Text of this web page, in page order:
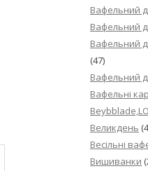
ДЕСЕРТ АРГЕНТИНЦІВ”
РЕЦЕПТ ДЛЯ ШОКОЛАДНИХ
Вафельний
Вафельний
Вафельний
(47)
Вафельний
Вафельні
Великдень
Весільні
Вишиванки